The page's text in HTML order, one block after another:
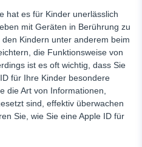
hat es für Kinder unerlässlich
mit Geräten in Berührung zu
Kindern unter anderem beim
die Funktionsweise von
ist es oft wichtig, dass Sie
für Ihre Kinder besondere
die Art von Informationen,
sind, effektiv überwachen
Sie, wie Sie eine Apple ID für